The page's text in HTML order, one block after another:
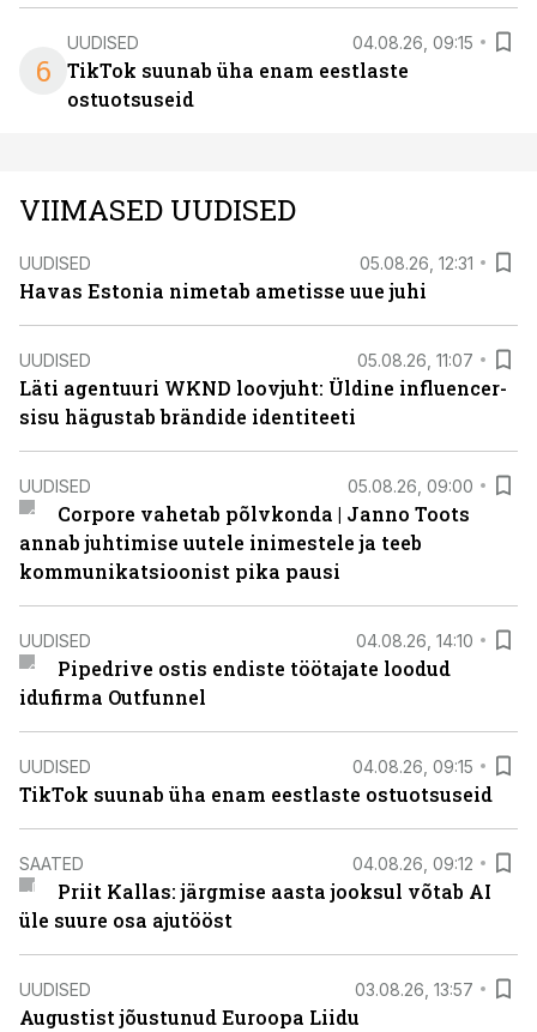
6
UUDISED 04.08.26, 09:15
TikTok suunab üha enam eestlaste
ostuotsuseid
VIIMASED UUDISED
UUDISED 05.08.26, 12:31
Havas Estonia nimetab ametisse uue juhi
UUDISED 05.08.26, 11:07
Läti agentuuri WKND loovjuht: Üldine influencer-
sisu hägustab brändide identiteeti
UUDISED 05.08.26, 09:00
Corpore vahetab põlvkonda | Janno Toots
annab juhtimise uutele inimestele ja teeb
kommunikatsioonist pika pausi
UUDISED 04.08.26, 14:10
Pipedrive ostis endiste töötajate loodud
idufirma Outfunnel
UUDISED 04.08.26, 09:15
TikTok suunab üha enam eestlaste ostuotsuseid
SAATED 04.08.26, 09:12
Priit Kallas: järgmise aasta jooksul võtab AI
üle suure osa ajutööst
UUDISED 03.08.26, 13:57
Augustist jõustunud Euroopa Liidu